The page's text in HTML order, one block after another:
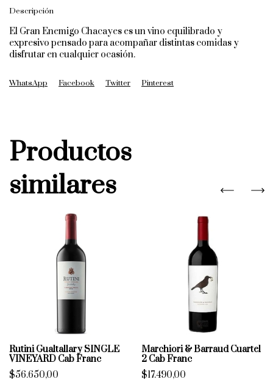
Descripción
El Gran Enemigo Chacayes es un vino equilibrado y
expresivo pensado para acompañar distintas comidas y
disfrutar en cualquier ocasión.
WhatsApp Facebook Twitter Pinterest
Productos
similares
Rutini Gualtallary SINGLE
VINEYARD Cab Franc
$56.650,00
Marchiori & Barraud Cuartel
2 Cab Franc
$17.490,00